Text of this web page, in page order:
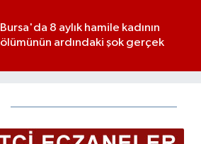
Bursa'da 8 aylık hamile kadının
ölümünün ardındaki şok gerçek